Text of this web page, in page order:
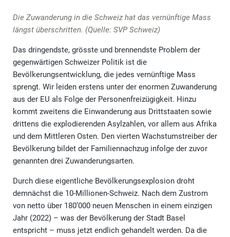
Die Zuwanderung in die Schweiz hat das vernünftige Mass
längst überschritten. (Quelle: SVP Schweiz)
Das dringendste, grösste und brennendste Problem der
gegenwärtigen Schweizer Politik ist die
Bevölkerungsentwicklung, die jedes vernünftige Mass
sprengt. Wir leiden erstens unter der enormen Zuwanderung
aus der EU als Folge der Personenfreizügigkeit. Hinzu
kommt zweitens die Einwanderung aus Drittstaaten sowie
drittens die explodierenden Asylzahlen, vor allem aus Afrika
und dem Mittleren Osten. Den vierten Wachstumstreiber der
Bevölkerung bildet der Familiennachzug infolge der zuvor
genannten drei Zuwanderungsarten.
Durch diese eigentliche Bevölkerungsexplosion droht
demnächst die 10-Millionen-Schweiz. Nach dem Zustrom
von netto über 180’000 neuen Menschen in einem einzigen
Jahr (2022) – was der Bevölkerung der Stadt Basel
entspricht – muss jetzt endlich gehandelt werden. Da die